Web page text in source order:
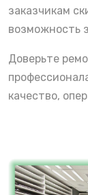
заказчикам
возможность
Доверьте
качество,